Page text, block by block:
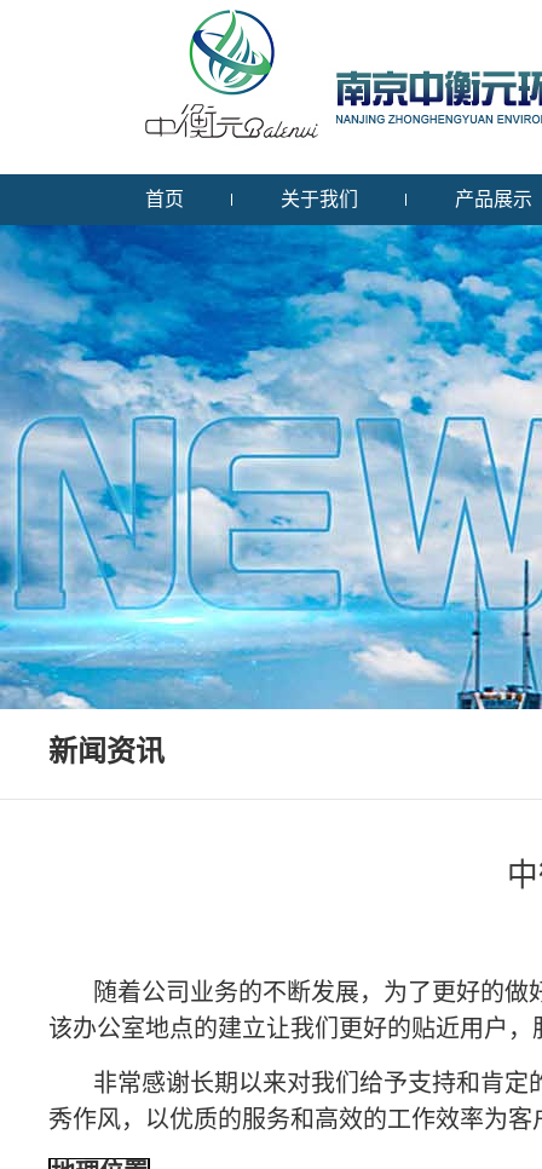
首页 关于我们 产品展示
新闻资讯
随着公司业务的不断发展，为了更好的
该办公室地点的建立让我们更好的贴近用户
非常感谢长期以来对我们给予支持和肯
秀作风，以优质的服务和高效的工作效率为